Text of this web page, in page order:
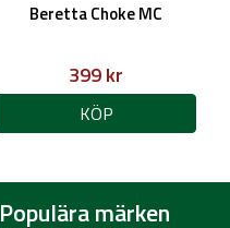
Beretta Choke MC
399 kr
KÖP
Populära märken